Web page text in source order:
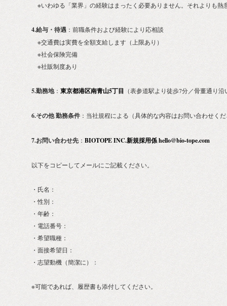
※いわゆる「業界」の経験はまったく必要ありません。それよりも熱
4.給与・待遇 ：前職条件および経験により応相談
※交通費は実費を全額支給します（上限あり）
※社会保険完備
※社販制度あり
5.勤務地： 東京都港区南青山5丁目 （表参道駅より徒歩7分／骨董通り沿
6.その他 勤務条件：当社規程による（具体的な内容はお問い合わせく
7.お問い合わせ先 ： BIOTOPE INC.新規採用係hello@bio-tope.com
以下をコピーしてメールにご記載ください。
・氏名：
・性別：
・年齢：
・電話番号：
・希望職種：
・面接希望日：
・志望動機（簡潔に）：
※可能であれば、履歴書も添付してください。